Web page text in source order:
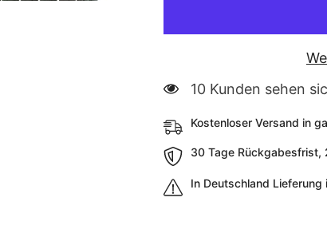
Hellgrau
Hellgrau
165 Kunden sehen
Kostenloser Versand in
30 Tage Rückgabesfrist,
In Deutschland